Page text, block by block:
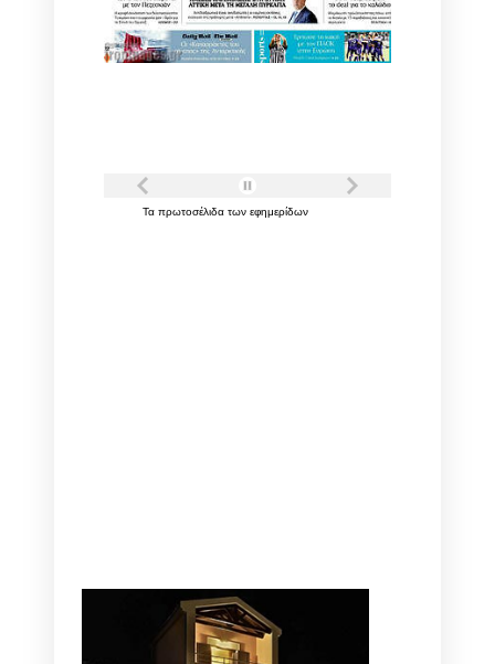
Τα πρωτοσέλιδα των εφημερίδων